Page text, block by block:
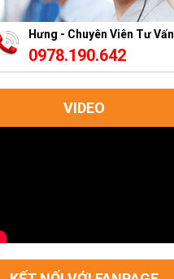
Hưng - Chuyên Viên Tư Vấn
0978.190.642
VIDEO